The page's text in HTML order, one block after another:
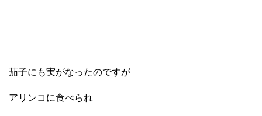
茄子にも実がなったのですが
アリンコに食べられ